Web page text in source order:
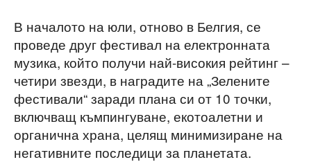
В началото на юли, отново в Белгия, се
проведе друг фестивал на електронната
музика, който получи най-високия рейтинг –
четири звезди, в наградите на „Зелените
фестивали“ заради плана си от 10 точки,
включващ къмпингуване, екотоалетни и
органична храна, целящ минимизиране на
негативните последици за планетата.